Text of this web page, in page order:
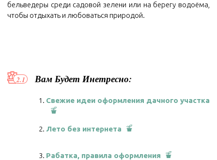
бельведеры среди садовой зелени или на берегу водоёма,
чтобы отдыхать и любоваться природой.
Вам Будет Инетресно:
Свежие идеи оформления дачного участка
Лето без интернета
Рабатка, правила оформления